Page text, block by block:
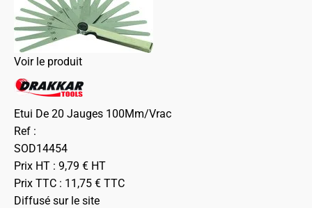
Voir le produit
Etui De 20 Jauges 100Mm/Vrac
Ref :
SOD14454
Prix HT : 9,79 € HT
Prix TTC : 11,75 € TTC
Diffusé sur le site